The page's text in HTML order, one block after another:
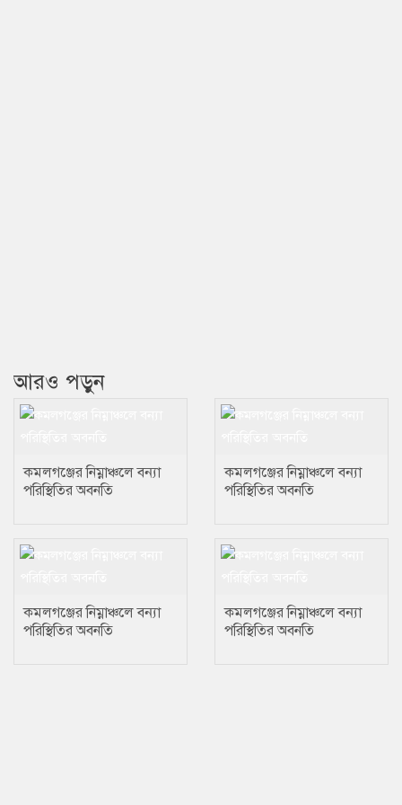
আরও পড়ুন
কমলগঞ্জের নিম্নাঞ্চলে বন্যা
পরিস্থিতির অবনতি
কমলগঞ্জের নিম্নাঞ্চলে বন্যা
পরিস্থিতির অবনতি
কমলগঞ্জের নিম্নাঞ্চলে বন্যা
পরিস্থিতির অবনতি
কমলগঞ্জের নিম্নাঞ্চলে বন্যা
পরিস্থিতির অবনতি